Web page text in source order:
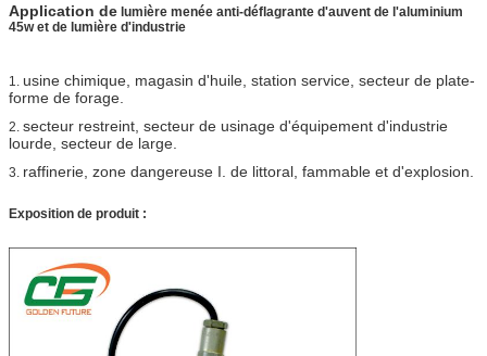
Application de lumière menée anti-déflagrante d'auvent de l'aluminium
45w et de lumière d'industrie
1. usine chimique, magasin d'huile, station service, secteur de plate-
forme de forage.
2. secteur restreint, secteur de usinage d'équipement d'industrie
lourde, secteur de large.
3. raffinerie, zone dangereuse I. de littoral, fammable et d'explosion.
Exposition de produit :